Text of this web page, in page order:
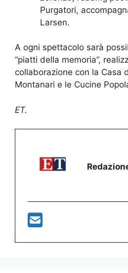
Purgatori,
Larsen.
A ogni spettacolo sarà
“piatti della memoria”,
collaborazione con la Casa
Montanari e le Cucine
ET.